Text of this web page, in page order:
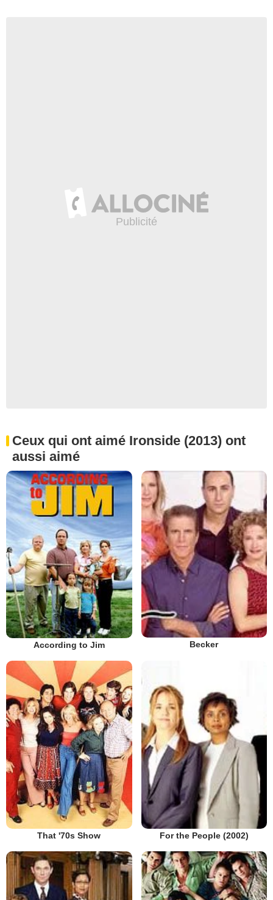
Ceux qui ont aimé Ironside (2013) ont
aussi aimé
According to Jim Becker
That '70s Show For the People (2002)